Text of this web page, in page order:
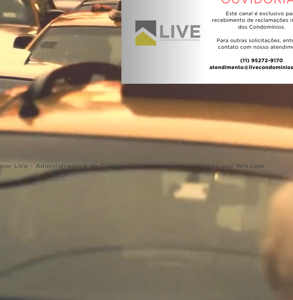
por Live - Administradora de Condomínios. Criado e hospedado por Wix.com